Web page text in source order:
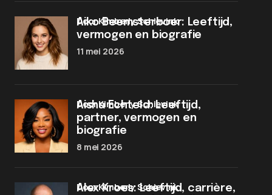
Aiko Beemsterboer: Leeftijd,
vermogen en biografie
door Kimberly Schievink
11 mei 2026
Aisha Echteld: Leeftijd,
partner, vermogen en
biografie
door Kimberly Schievink
8 mei 2026
Alex Kroes: Leeftijd, carrière,
door Kimberly Schievink